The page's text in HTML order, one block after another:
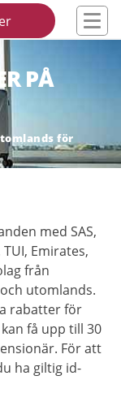
PÅ
för
med SAS,
Emirates,
från
utomlands.
rabatter för
få upp till 30
För att
ha giltig id-